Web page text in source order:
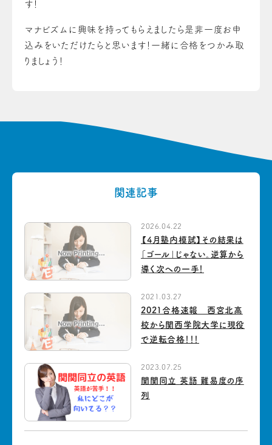
す！
マナビズムに興味を持ってもらえましたら是非一度お申
込みをいただけたらと思います！一緒に合格をつかみ取
りましょう！
関連記事
2026.04.22
【4月塾内模試】その結果は
「ゴール」じゃない。逆算から
導く次への一手！
2021.03.27
2021合格速報 西宮北高
校から関西学院大学に現役
で逆転合格！！！
2023.07.25
関関同立 英語 難易度の序
列